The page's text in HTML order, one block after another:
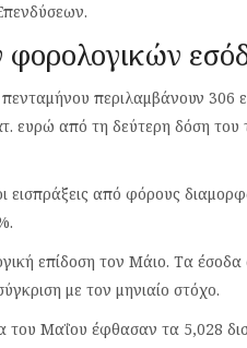
περιλαμβάνουν
ευρώ από τη δεύτερη δόση του
εισπράξεις από φόρους
επίδοση τον Μάιο. Τα
με τον μηνιαίο στόχο.
του Μαΐου έφθασαν τα 5,028